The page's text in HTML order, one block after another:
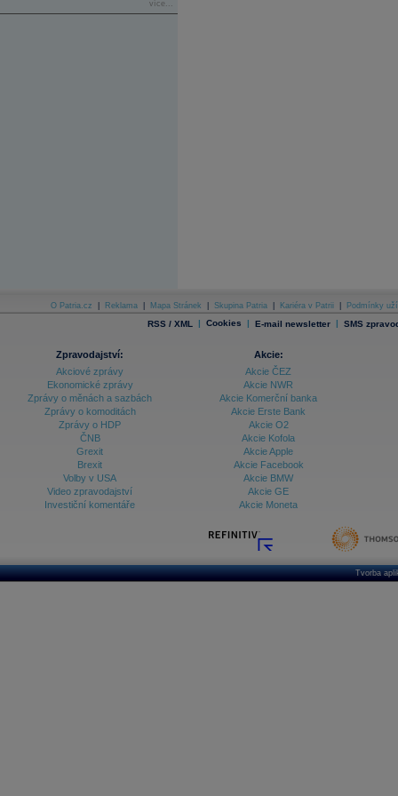
více...
O Patria.cz Reklama Mapa Stránek Skupina Patria Kariéra v Patrii Podmínky
RSS / XML | Cookies | E-mail newsletter | SMS
Zpravodajství:
Akciové zprávy
Ekonomické zprávy
Zprávy o měnách a sazbách
Zprávy o komoditách
Zprávy o HDP
ČNB
Grexit
Brexit
Volby v USA
Video zpravodajství
Investiční komentáře
Akcie:
Akcie ČEZ
Akcie NWR
Akcie Komerční banka
Akcie Erste Bank
Akcie O2
Akcie Kofola
Akcie Apple
Akcie Facebook
Akcie BMW
Akcie GE
Akcie Moneta
Tvorba